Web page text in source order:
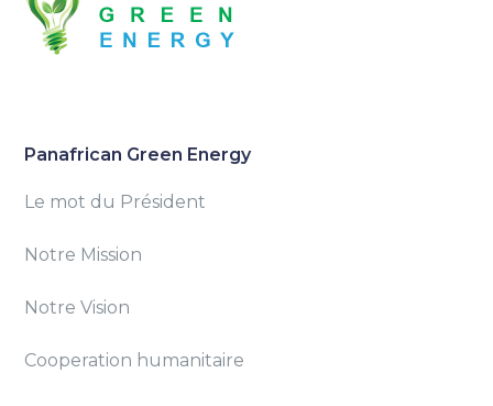
Panafrican Green Energy
Le mot du Président
Notre Mission
Notre Vision
Cooperation humanitaire